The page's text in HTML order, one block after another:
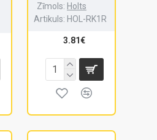
Zīmols: Holts
Artikuls: HOL-RK1R
3.81€